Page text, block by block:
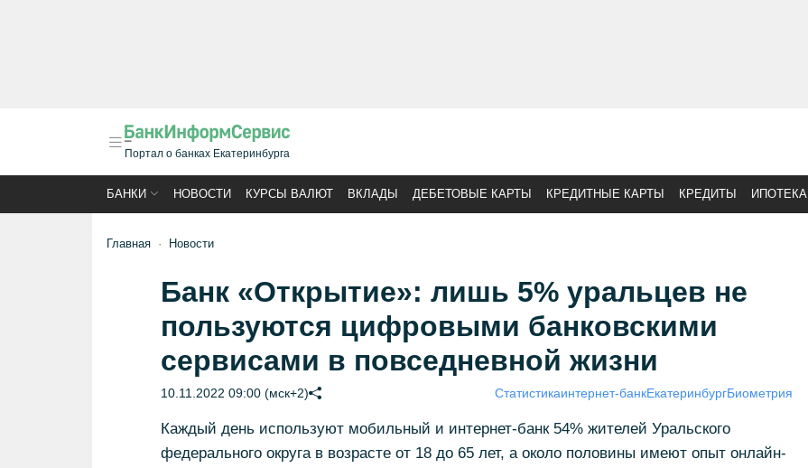
Портал о банках Екатеринбурга
БАНКИ НОВОСТИ КУРСЫ ВАЛЮТ ВКЛАДЫ ДЕБЕТОВЫЕ КАРТЫ КРЕДИТНЫЕ КАРТЫ КРЕДИТЫ ИПОТЕКА
Главная Новости
Банк «Открытие»: лишь 5% уральцев не
пользуются цифровыми банковскими
сервисами в повседневной жизни
10.11.2022 09:00 (мск+2) Статистикаинтернет-банкЕкатеринбургБиометрия
Каждый день используют мобильный и интернет-банк 54% жителей Уральского
федерального округа в возрасте от 18 до 65 лет, а около половины имеют опыт онлайн-